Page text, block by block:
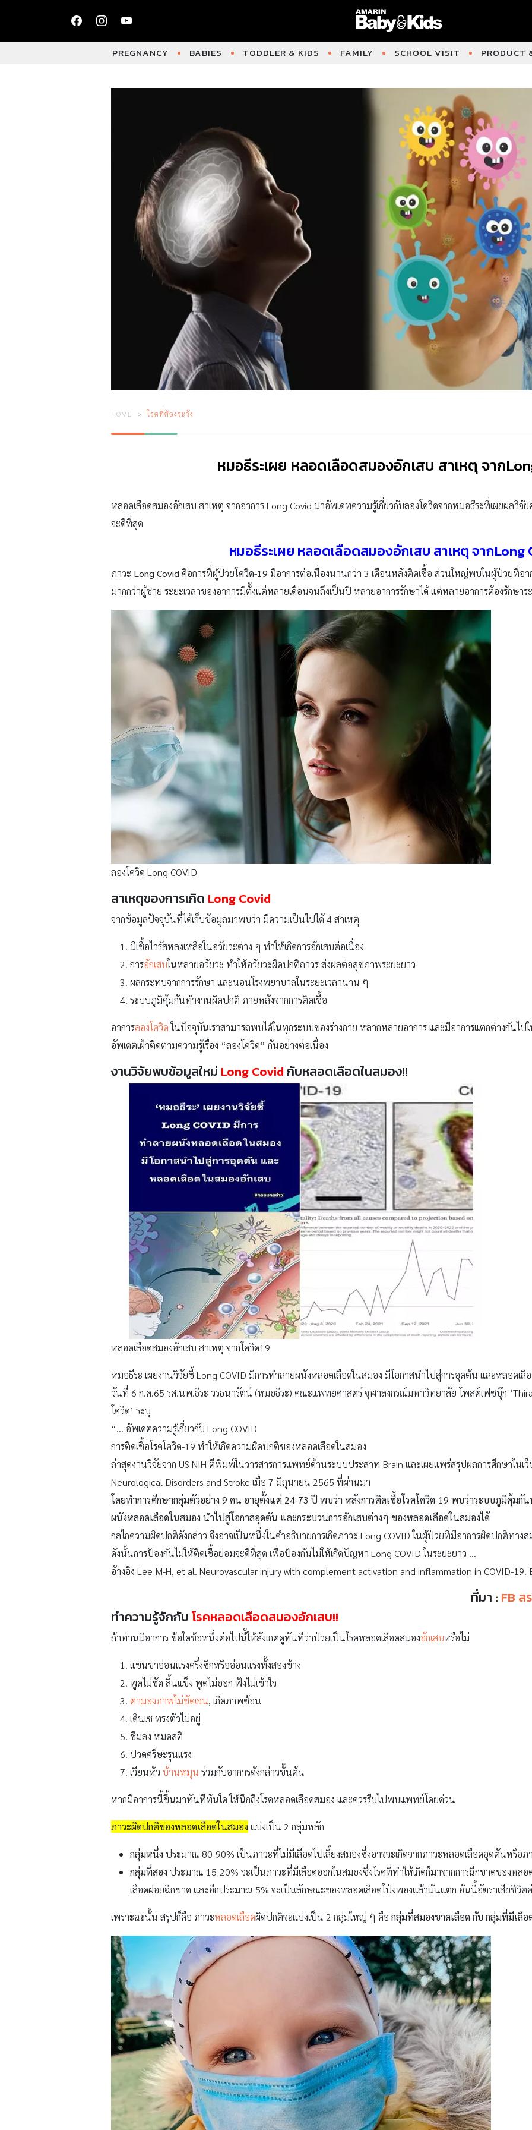
PREGNANCY BABIES TODDLER & KIDS FAMILY SCHOOL VISIT PRODUCT
HOME โรคที่ต้องระวัง
หมอธีระเผย หลอดเลือดสมองอักเสบ สาเหตุ จาก
หลอดเลือดสมองอักเสบ สาเหตุ จากอาการ Long Covid มาอัพเดทความรู้เกี่ยวกับลองโควิดจากหมอธีระที่เผยผลวิจั
จะดีที่สุด
หมอธีระเผย หลอดเลือดสมองอักเสบ สาเหตุ จากLong
ภาวะ Long Covid คือการที่ผู้ป่วยโควิด-19 มีอาการต่อเนื่องนานกว่า 3 เดือนหลังติดเชื้อ ส่วนใหญ่พบในผู้ป่วยที่อ
มากกว่าผู้ชาย ระยะเวลาของอาการมีตั้งแต่หลายเดือนจนถึงเป็นปี หลายอาการรักษาได้ แต่หลายอาการต้องรักษาร
ลองโควิด Long COVID
สาเหตุของการเกิด Long Covid
จากข้อมูลปัจจุบันที่ได้เก็บข้อมูลมาพบว่า มีความเป็นไปได้ 4 สาเหตุ
มีเชื้อไวรัสหลงเหลือในอวัยวะต่าง ๆ ทำให้เกิดการอักเสบต่อเนื่อง
การอักเสบในหลายอวัยวะ ทำให้อวัยวะผิดปกติถาวร ส่งผลต่อสุขภาพระยะยาว
ผลกระทบจากการรักษา และนอนโรงพยาบาลในระยะเวลานาน ๆ
ระบบภูมิคุ้มกันทำงานผิดปกติ ภายหลังจากการติดเชื้อ
อาการลองโควิดในปัจจุบันเราสามารถพบได้ในทุกระบบของร่างกาย หลากหลายอาการ และมีอาการแตกต่างกันไ
อัพเดตเฝ้าติดตามความรู้เรื่อง “ลองโควิด” กันอย่างต่อเนื่อง
งานวิจัยพบข้อมูลใหม่ Long Covidกับหลอดเลือดในสมอง!!
หลอดเลือดสมองอักเสบ สาเหตุ จากโควิด19
หมอธีระ เผยงานวิจัยชี้ Long COVID มีการทำลายผนังหลอดเลือดในสมอง มีโอกาสนำไปสู่การอุดตัน และหลอดเลื
วันที่ 6 ก.ค.65 รศ.นพ.ธีระ วรธนารัตน์ (หมอธีระ) คณะแพทยศาสตร์ จุฬาลงกรณ์มหาวิทยาลัย โพสต์เฟซบุ๊ก ‘Thira
โควิด’ ระบุ
“… อัพเดตความรู้เกี่ยวกับ Long COVID
การติดเชื้อโรคโควิด-19 ทำให้เกิดความผิดปกติของหลอดเลือดในสมอง
ล่าสุดงานวิจัยจาก US NIH ตีพิมพ์ในวารสารการแพทย์ด้านระบบประสาท Brain และเผยแพร่สรุปผลการศึกษาใน
Neurological Disorders and Stroke เมื่อ 7 มิถุนายน 2565 ที่ผ่านมา
โดยทำการศึกษากลุ่มตัวอย่าง 9 คน อายุตั้งแต่ 24-73 ปี พบว่า หลังการติดเชื้อโรคโควิด-19 พบว่าระบบภูมิคุ้มกั
ผนังหลอดเลือดในสมอง นำไปสู่โอกาสอุดตัน และกระบวนการอักเสบต่างๆ ของหลอดเลือดในสมองได้
กลไกความผิดปกติดังกล่าว จึงอาจเป็นหนึ่งในคำอธิบายการเกิดภาวะ Long COVID ในผู้ป่วยที่มีอาการผิดปกติทาง
ดังนั้นการป้องกันไม่ให้ติดเชื้อย่อมจะดีที่สุด เพื่อป้องกันไม่ให้เกิดปัญหา Long COVID ในระยะยาว …
อ้างอิง Lee M-H, et al. Neurovascular injury with complement activation and inflammation in COVID-19.
ที่มา : FB ส
ทำความรู้จักกับโรคหลอดเลือดสมองอักเสบ!!
ถ้าท่านมีอาการ ข้อใดข้อหนึ่งต่อไปนี้ให้สังเกตดูทันทีว่าป่วยเป็นโรคหลอดเลือดสมองอักเสบหรือไม่
แขนขาอ่อนแรงครึ่งซีกหรืออ่อนแรงทั้งสองข้าง
พูดไม่ชัด ลิ้นแข็ง พูดไม่ออก ฟังไม่เข้าใจ
ตามองภาพไม่ชัดเจน, เกิดภาพซ้อน
เดินเซ ทรงตัวไม่อยู่
ซึมลง หมดสติ
ปวดศรีษะรุนแรง
เวียนหัว บ้านหมุน ร่วมกับอาการดังกล่าวขั้นต้น
หากมีอาการนี้ขึ้นมาทันทีทันใด ให้นึกถึงโรคหลอดเลือดสมอง และควรรีบไปพบแพทย์โดยด่วน
ภาวะผิดปกติของหลอดเลือดในสมอง แบ่งเป็น 2 กลุ่มหลัก
กลุ่มหนึ่ง ประมาณ 80-90% เป็นภาวะที่ไม่มีเลือดไปเลี้ยงสมองซึ่งอาจจะเกิดจากภาวะหลอดเลือดอุดตันหรือ
กลุ่มที่สอง ประมาณ 15-20% จะเป็นภาวะที่มีเลือดออกในสมองซึ่งโรคที่ทำให้เกิดก็มาจากการฉีกขาดของหล
เลือดฝอยฉีกขาด และอีกประมาณ 5% จะเป็นลักษณะของหลอดเลือดโป่งพองแล้วมันแตก อันนี้อัตราเสียชีวิต
เพราะฉะนั้น สรุปก็คือ ภาวะหลอดเลือดผิดปกติจะแบ่งเป็น 2 กลุ่มใหญ่ ๆ คือ กลุ่มที่สมองขาดเลือด กับ กลุ่มที่มีเลือ